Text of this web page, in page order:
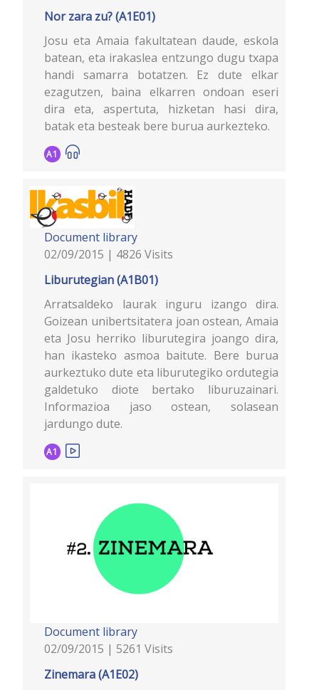
Nor zara zu? (A1E01)
Josu eta Amaia fakultatean daude, eskola
batean, eta irakaslea entzungo dugu txapa
handi samarra botatzen. Ez dute elkar
ezagutzen, baina elkarren ondoan eseri
dira eta, aspertuta, hizketan hasi dira,
batak eta besteak bere burua aurkezteko.
A1
Document library
02/09/2015 | 4826 Visits
Liburutegian (A1B01)
Arratsaldeko laurak inguru izango dira.
Goizean unibertsitatera joan ostean, Amaia
eta Josu herriko liburutegira joango dira,
han ikasteko asmoa baitute. Bere burua
aurkeztuko dute eta liburutegiko ordutegia
galdetuko diote bertako liburuzainari.
Informazioa jaso ostean, solasean
jardungo dute.
A1
Document library
02/09/2015 | 5261 Visits
Zinemara (A1E02)